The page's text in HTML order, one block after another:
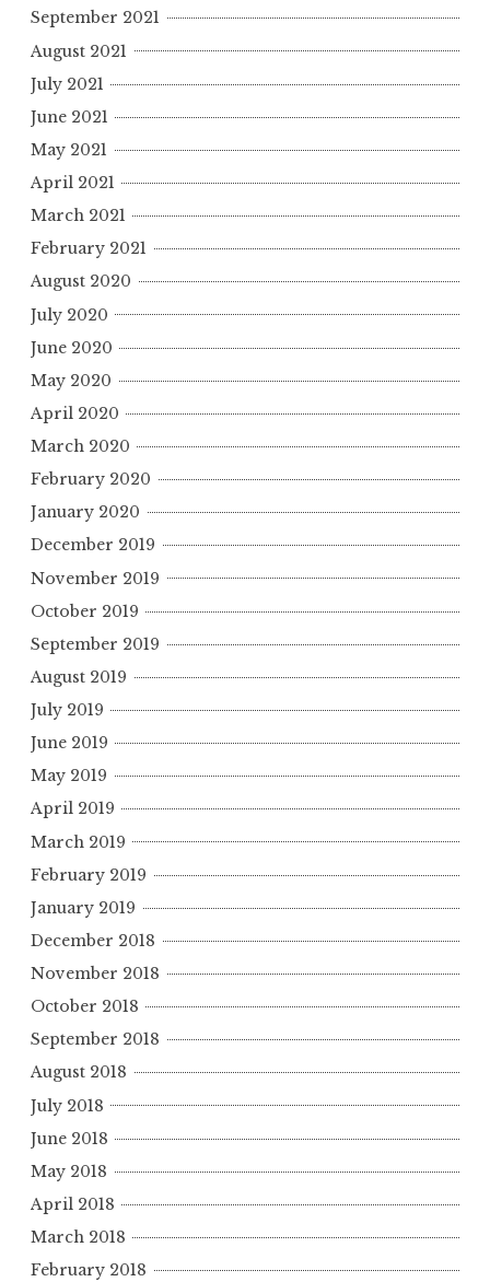
September 2021
August 2021
July 2021
June 2021
May 2021
April 2021
March 2021
February 2021
August 2020
July 2020
June 2020
May 2020
April 2020
March 2020
February 2020
January 2020
December 2019
November 2019
October 2019
September 2019
August 2019
July 2019
June 2019
May 2019
April 2019
March 2019
February 2019
January 2019
December 2018
November 2018
October 2018
September 2018
August 2018
July 2018
June 2018
May 2018
April 2018
March 2018
February 2018